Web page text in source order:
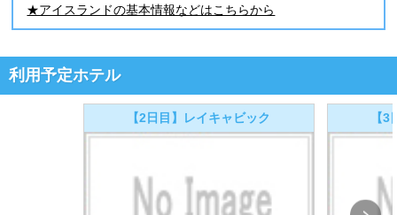
★アイスランドの基本情報などはこちらから
利用予定ホテル
【2日目】レイキャビック 【